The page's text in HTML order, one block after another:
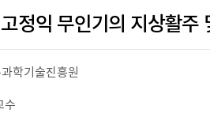
정익 무인기의 지상활주
학기술진흥원
수